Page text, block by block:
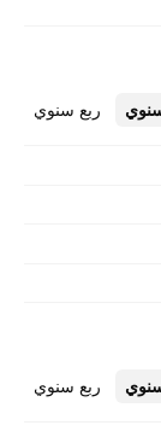
ربع سنوي
ربع سنوي